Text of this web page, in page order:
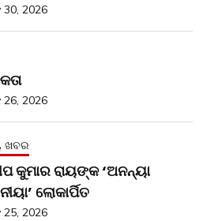
30, 2026
26, 2026
ଖବର
କୁମାର ରାୟଙ୍କ ‘ଅନନ୍ୟା
ଲୋକାର୍ପିତ
25, 2026